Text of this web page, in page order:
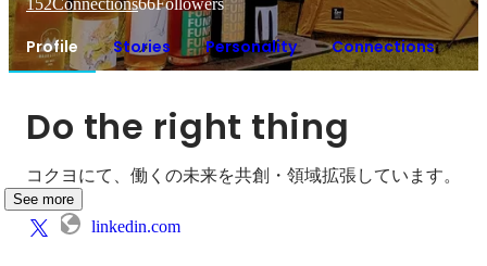
統括本部長
152Connections66Followers
Profile Stories Personality Connections
Do the right thing
コクヨにて、働くの未来を共創・領域拡張しています。
See more
linkedin.com